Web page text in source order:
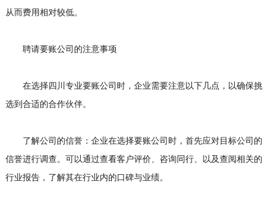
从而费用相对较低。
聘请要账公司的注意事项
在选择四川专业要账公司时，企业需要注意以下几点，以确保挑
选到合适的合作伙伴。
了解公司的信誉：企业在选择要账公司时，首先应对目标公司的
信誉进行调查。可以通过查看客户评价、咨询同行、以及查阅相关的
行业报告，了解其在行业内的口碑与业绩。